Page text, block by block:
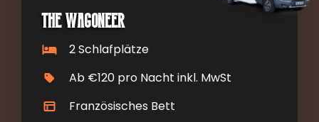
The Wagoneer
2 Schlafplätze
Ab €120 pro Nacht inkl. MwSt
Französisches Bett